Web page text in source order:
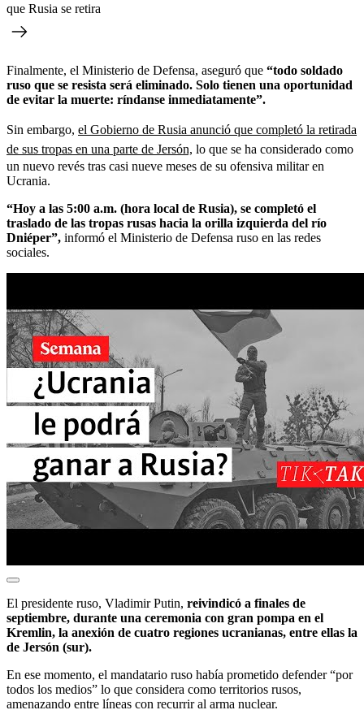
que Rusia se retira
Finalmente, el Ministerio de Defensa, aseguró que “todo soldado
ruso que se resista será eliminado. Solo tienen una oportunidad
de evitar la muerte: ríndanse inmediatamente”.
Sin embargo, el Gobierno de Rusia anunció que completó la retirada
de sus tropas en una parte de Jersón, lo que se ha considerado como
un nuevo revés tras casi nueve meses de su ofensiva militar en
Ucrania.
“Hoy a las 5:00 a.m. (hora local de Rusia), se completó el
traslado de las tropas rusas hacia la orilla izquierda del río
Dniéper”, informó el Ministerio de Defensa ruso en las redes
sociales.
El presidente ruso, Vladimir Putin, reivindicó a finales de
septiembre, durante una ceremonia con gran pompa en el
Kremlin, la anexión de cuatro regiones ucranianas, entre ellas la
de Jersón (sur).
En ese momento, el mandatario ruso había prometido defender “por
todos los medios” lo que considera como territorios rusos,
amenazando entre líneas con recurrir al arma nuclear.